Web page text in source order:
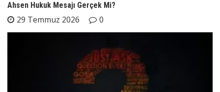
Ahsen Hukuk Mesajı Gerçek Mi?
29 Temmuz 2026 0